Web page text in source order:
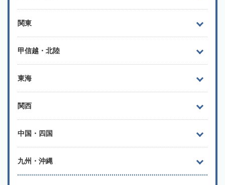
関東
甲信越・北陸
東海
関西
中国・四国
九州・沖縄